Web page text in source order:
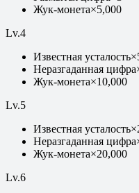
Жук-монета×5,000
Lv.4
Известная усталость×
Неразгаданная цифра
Жук-монета×10,000
Lv.5
Известная усталость×
Неразгаданная цифра
Жук-монета×20,000
Lv.6